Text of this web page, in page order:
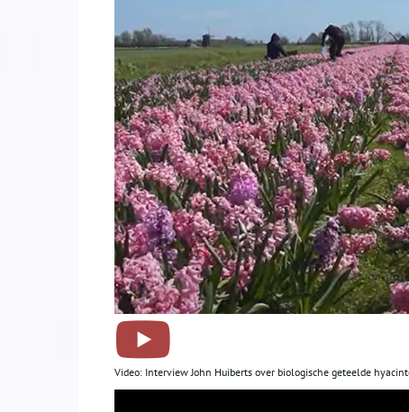
Video: Interview John Huiberts over biologische geteelde